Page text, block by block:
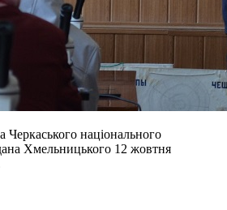
Черкаського національного
Хмельницького 12 жовтня